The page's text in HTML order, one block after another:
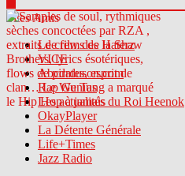
Sites Amis
Le crew des Haterz
VICE
Abcdrduson.com
Rap Genius
Les actualités du Roi Heenok
OkayPlayer
La Détente Générale
Life+Times
Jazz Radio